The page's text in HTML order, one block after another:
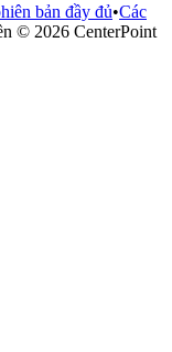
bản đầy đủ•Các
© 2026 CenterPoint